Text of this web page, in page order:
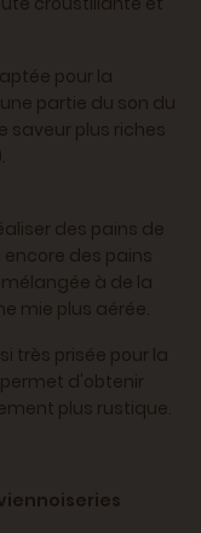
pour la
partie du son du
saveur plus riches
des pains de
des pains
à de la
mie plus aérée.
très prisée pour la
d'obtenir
plus rustique.